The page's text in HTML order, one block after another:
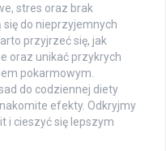
stres oraz brak
do nieprzyjemnych
przyjrzeć się, jak
oraz unikać przykrych
pokarmowym.
do codziennej diety
efekty. Odkryjmy
i cieszyć się lepszym